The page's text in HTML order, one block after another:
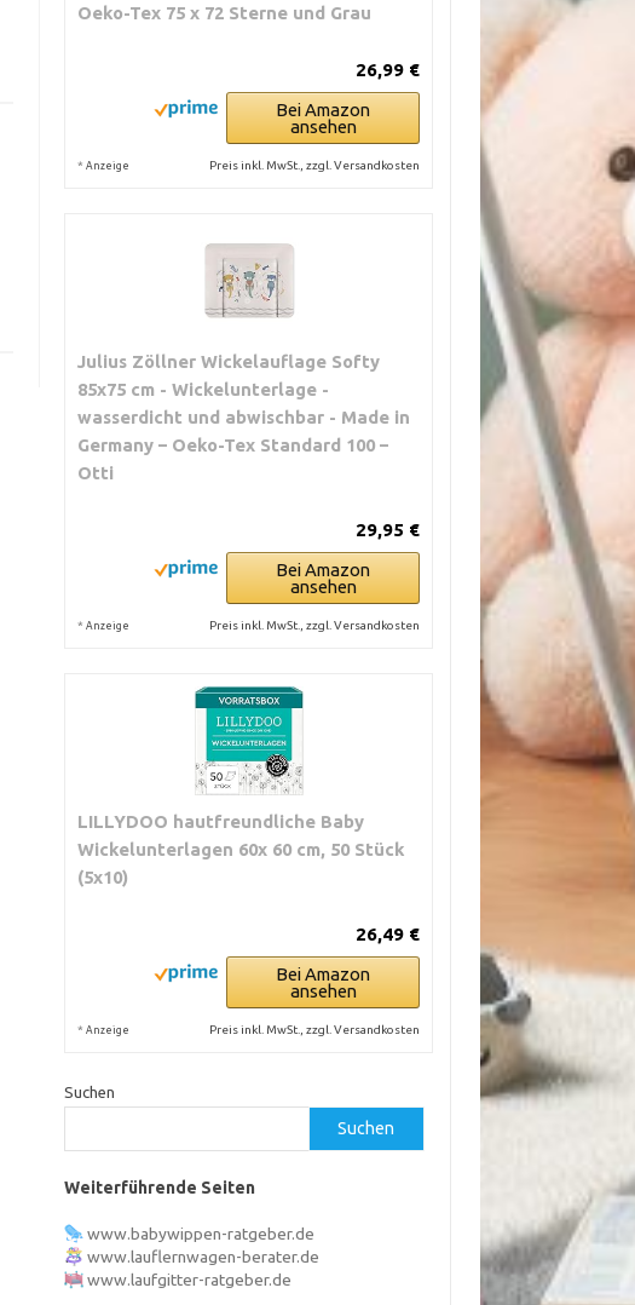
Oeko-Tex 75 x 72 Sterne und Grau
26,99 €
Bei Amazon
ansehen
* Anzeige Preis inkl. MwSt., zzgl. Versandkosten
Julius Zöllner Wickelauflage Softy
85x75 cm - Wickelunterlage -
wasserdicht und abwischbar - Made in
Germany – Oeko-Tex Standard 100 –
Otti
29,95 €
Bei Amazon
ansehen
* Anzeige Preis inkl. MwSt., zzgl. Versandkosten
LILLYDOO hautfreundliche Baby
Wickelunterlagen 60x 60 cm, 50 Stück
(5x10)
26,49 €
Bei Amazon
ansehen
* Anzeige Preis inkl. MwSt., zzgl. Versandkosten
Suchen
Suchen
Weiterführende Seiten
www.babywippen-ratgeber.de
www.lauflernwagen-berater.de
www.laufgitter-ratgeber.de